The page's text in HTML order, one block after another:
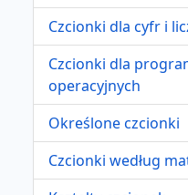
Czcionki dla cyfr i
Czcionki dla
operacyjnych
Określone czcionki
Czcionki według